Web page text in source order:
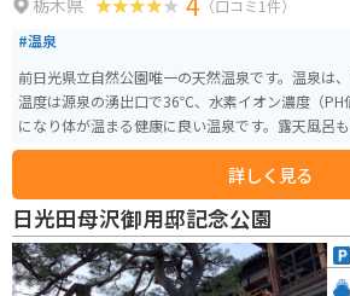
栃木県
（口コミ1件）
#温泉
前日光県立自然公園唯一の天然温泉です。温泉は
温度は源泉の湧出口で36℃、水素イオン濃度（PH
になり体が温まる健康に良い温泉です。露天風呂
ンでは地粉のそばが味わえます。
詳しく見る
日光田母沢御用邸記念公園